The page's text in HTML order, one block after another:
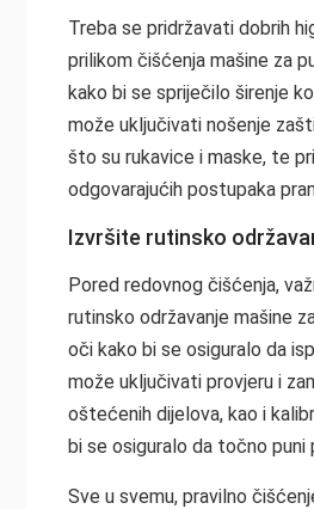
Treba se pridržavati dobrih
prilikom čišćenja mašine za
kako bi se spriječilo širenje
može uključivati nošenje
što su rukavice i maske, te
odgovarajućih postupaka
Izvršite rutinsko
Pored redovnog čišćenja,
rutinsko održavanje mašine
oči kako bi se osiguralo da
može uključivati provjeru i
oštećenih dijelova, kao i
bi se osiguralo da točno puni
Sve u svemu, pravilno